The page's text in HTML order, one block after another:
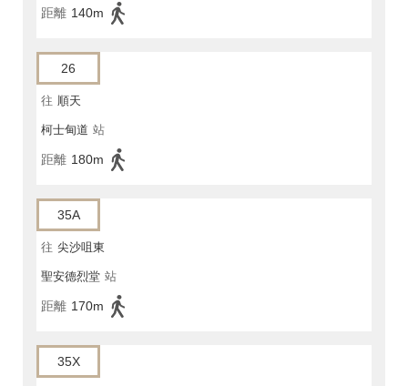
距離 140m
26
往 順天
柯士甸道 站
距離 180m
35A
往 尖沙咀東
聖安德烈堂 站
距離 170m
35X